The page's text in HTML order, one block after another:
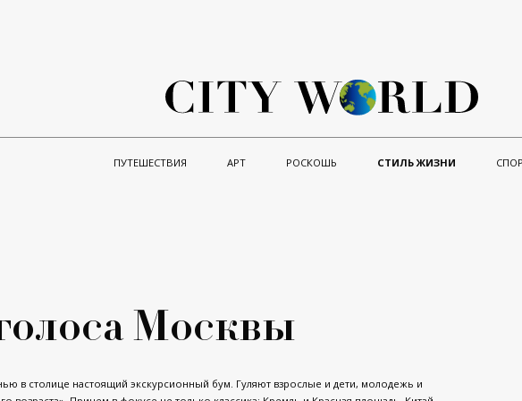
ПУТЕШЕСТВИЯ АРТ РОСКОШЬ СТИЛЬ ЖИЗНИ
Москвы
в столице настоящий экскурсионный бум. Гуляют взрослые и дети, молодежь и